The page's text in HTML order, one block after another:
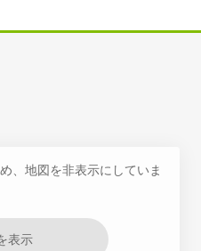
、地図を非表示にしていま
表示